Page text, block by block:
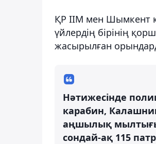
ҚР ІІМ мен Шымкент
үйлердің бірінің
жасырылған
Нәтижесінде
карабин,
аңшылық
сондай-ақ 115